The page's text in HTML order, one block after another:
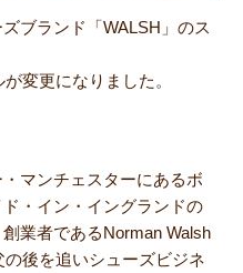
ブランド「WALSH」のス
変更になりました。
マンチェスターにあるボ
・イン・イングランドの
業者であるNorman Walsh
後を追いシューズビジネ